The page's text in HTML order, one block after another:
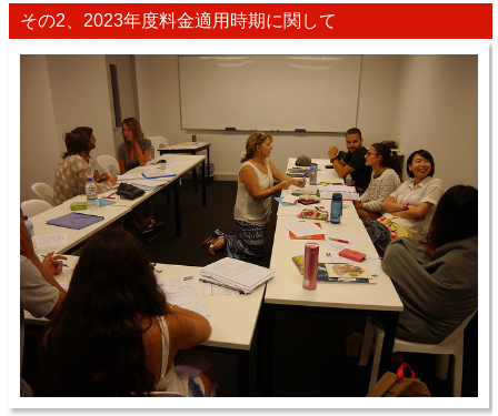
その2、2023年度料金適用時期に関して